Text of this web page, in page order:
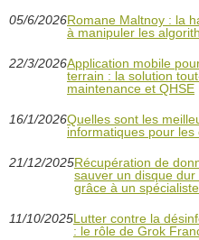
05/6/2026Romane Maltnoy : la
à manipuler les
22/3/2026Application mobile
terrain : la solution
maintenance et QHSE
16/1/2026Quelles sont les
informatiques pour les
21/12/2025Récupération de
sauver un disque
grâce à un
11/10/2025Lutter contre la
: le rôle de Grok